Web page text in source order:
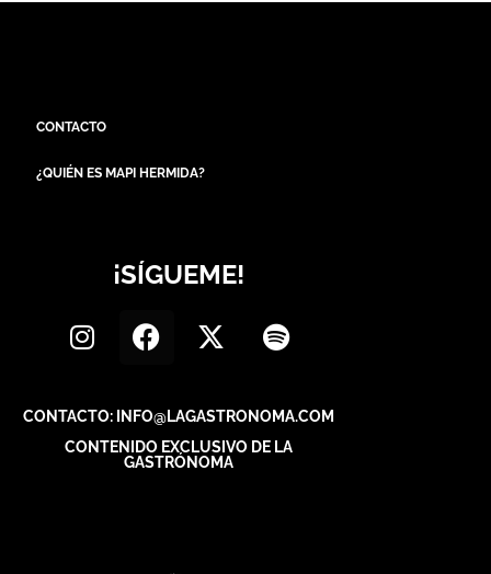
CONTACTO
¿QUIÉN ES MAPI HERMIDA?
¡SÍGUEME!
CONTACTO: INFO@LAGASTRONOMA.COM
CONTENIDO EXCLUSIVO DE LA
GASTRÓNOMA